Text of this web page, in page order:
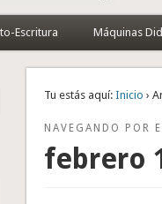
Escritura Máquinas
Tu estás aquí: Inicio ›
NAVEGANDO POR
febrero